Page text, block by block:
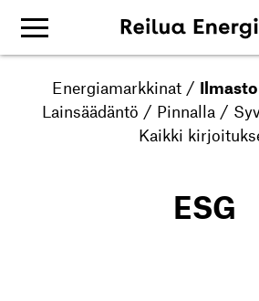
Energiamarkkinat / Ilmasto
Lainsäädäntö / Pinnalla /
Kaikki
ESG